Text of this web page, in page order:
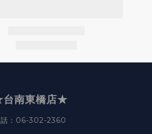
南東橋店★
：06-302-2360